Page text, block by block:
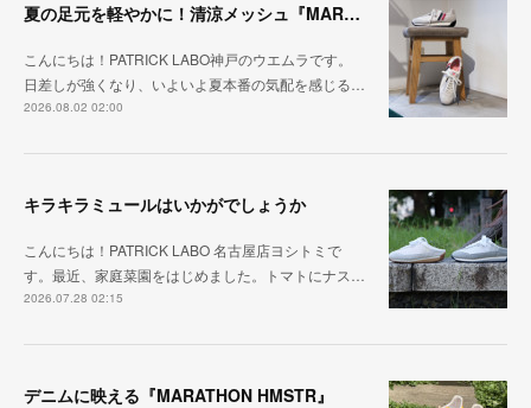
夏の足元を軽やかに！清涼メッシュ『MARATHON-ME2』
こんにちは！PATRICK LABO神戸のウエムラです。
日差しが強くなり、いよいよ夏本番の気配を感じる…
2026.08.02 02:00
キラキラミュールはいかがでしょうか
こんにちは！PATRICK LABO 名古屋店ヨシトミで
す。最近、家庭菜園をはじめました。トマトにナス…
2026.07.28 02:15
デニムに映える『MARATHON HMSTR』